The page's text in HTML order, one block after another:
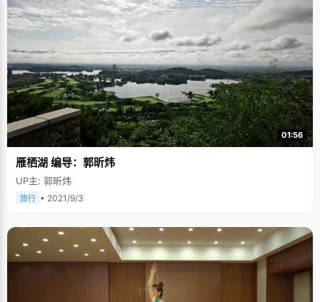
01:56
雁栖湖 编导：郭昕炜
UP主: 郭昕炜
旅行 • 2021/9/3